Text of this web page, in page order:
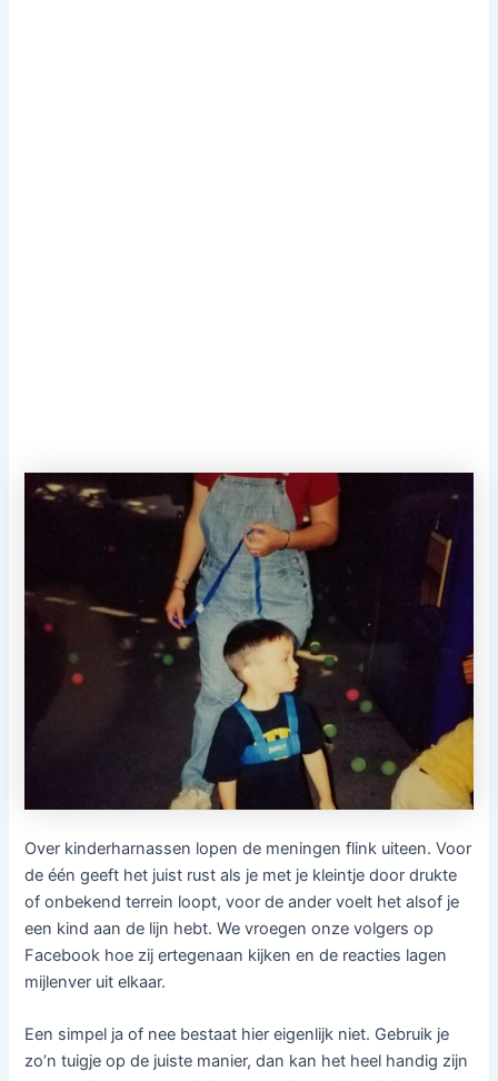
Over kinderharnassen lopen de meningen flink uiteen. Voor
de één geeft het juist rust als je met je kleintje door drukte
of onbekend terrein loopt, voor de ander voelt het alsof je
een kind aan de lijn hebt. We vroegen onze volgers op
Facebook hoe zij ertegenaan kijken en de reacties lagen
mijlenver uit elkaar.
Een simpel ja of nee bestaat hier eigenlijk niet. Gebruik je
zo’n tuigje op de juiste manier, dan kan het heel handig zijn